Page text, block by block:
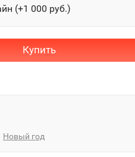
(+1 000 руб.)
Купить
Новый год